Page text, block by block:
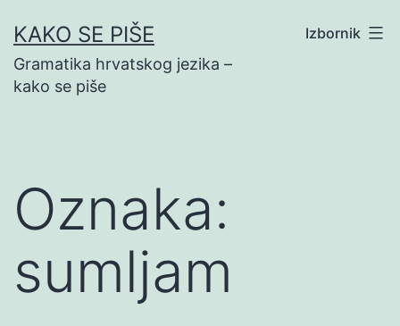
na
sadržaj
KAKO SE PIŠE
Gramatika hrvatskog jezika –
kako se piše
Izbornik
Oznaka:
sumljam